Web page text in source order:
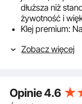
dłuższa niż
żywotność i
Klej premium:
lub niskie
Zobacz więcej
Opinie4.6